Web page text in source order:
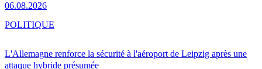
06.08.2026
L'Allemagne renforce la sécurité à l'aéroport de Leipzig après une
attaque hybride présumée
POLITIQUE